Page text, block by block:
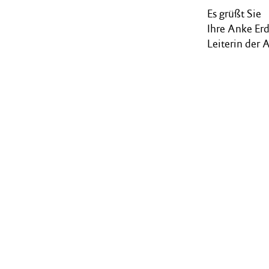
Es grüßt Sie
Ihre Anke
Leiterin der